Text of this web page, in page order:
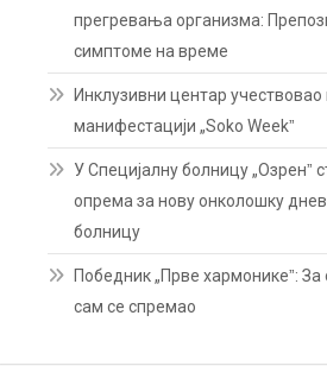
прегревања организма:
симптоме на време
Инклузивни центар учествовао
манифестацији „Soko Weekˮ
У Специјалну болницу „Озренˮ
опрема за нову онколошку
болницу
Победник „Прве хармоникеˮ: За
сам се спремао